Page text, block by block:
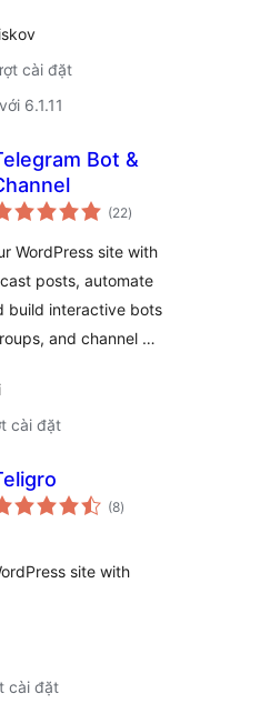
cài đặt
6.1.11
Bot &
(22tổng
đánh
)
WordPress site with
posts, automate
build interactive bots
and channel …
cài đặt
(8tổng
đánh
)
site with
cài đặt